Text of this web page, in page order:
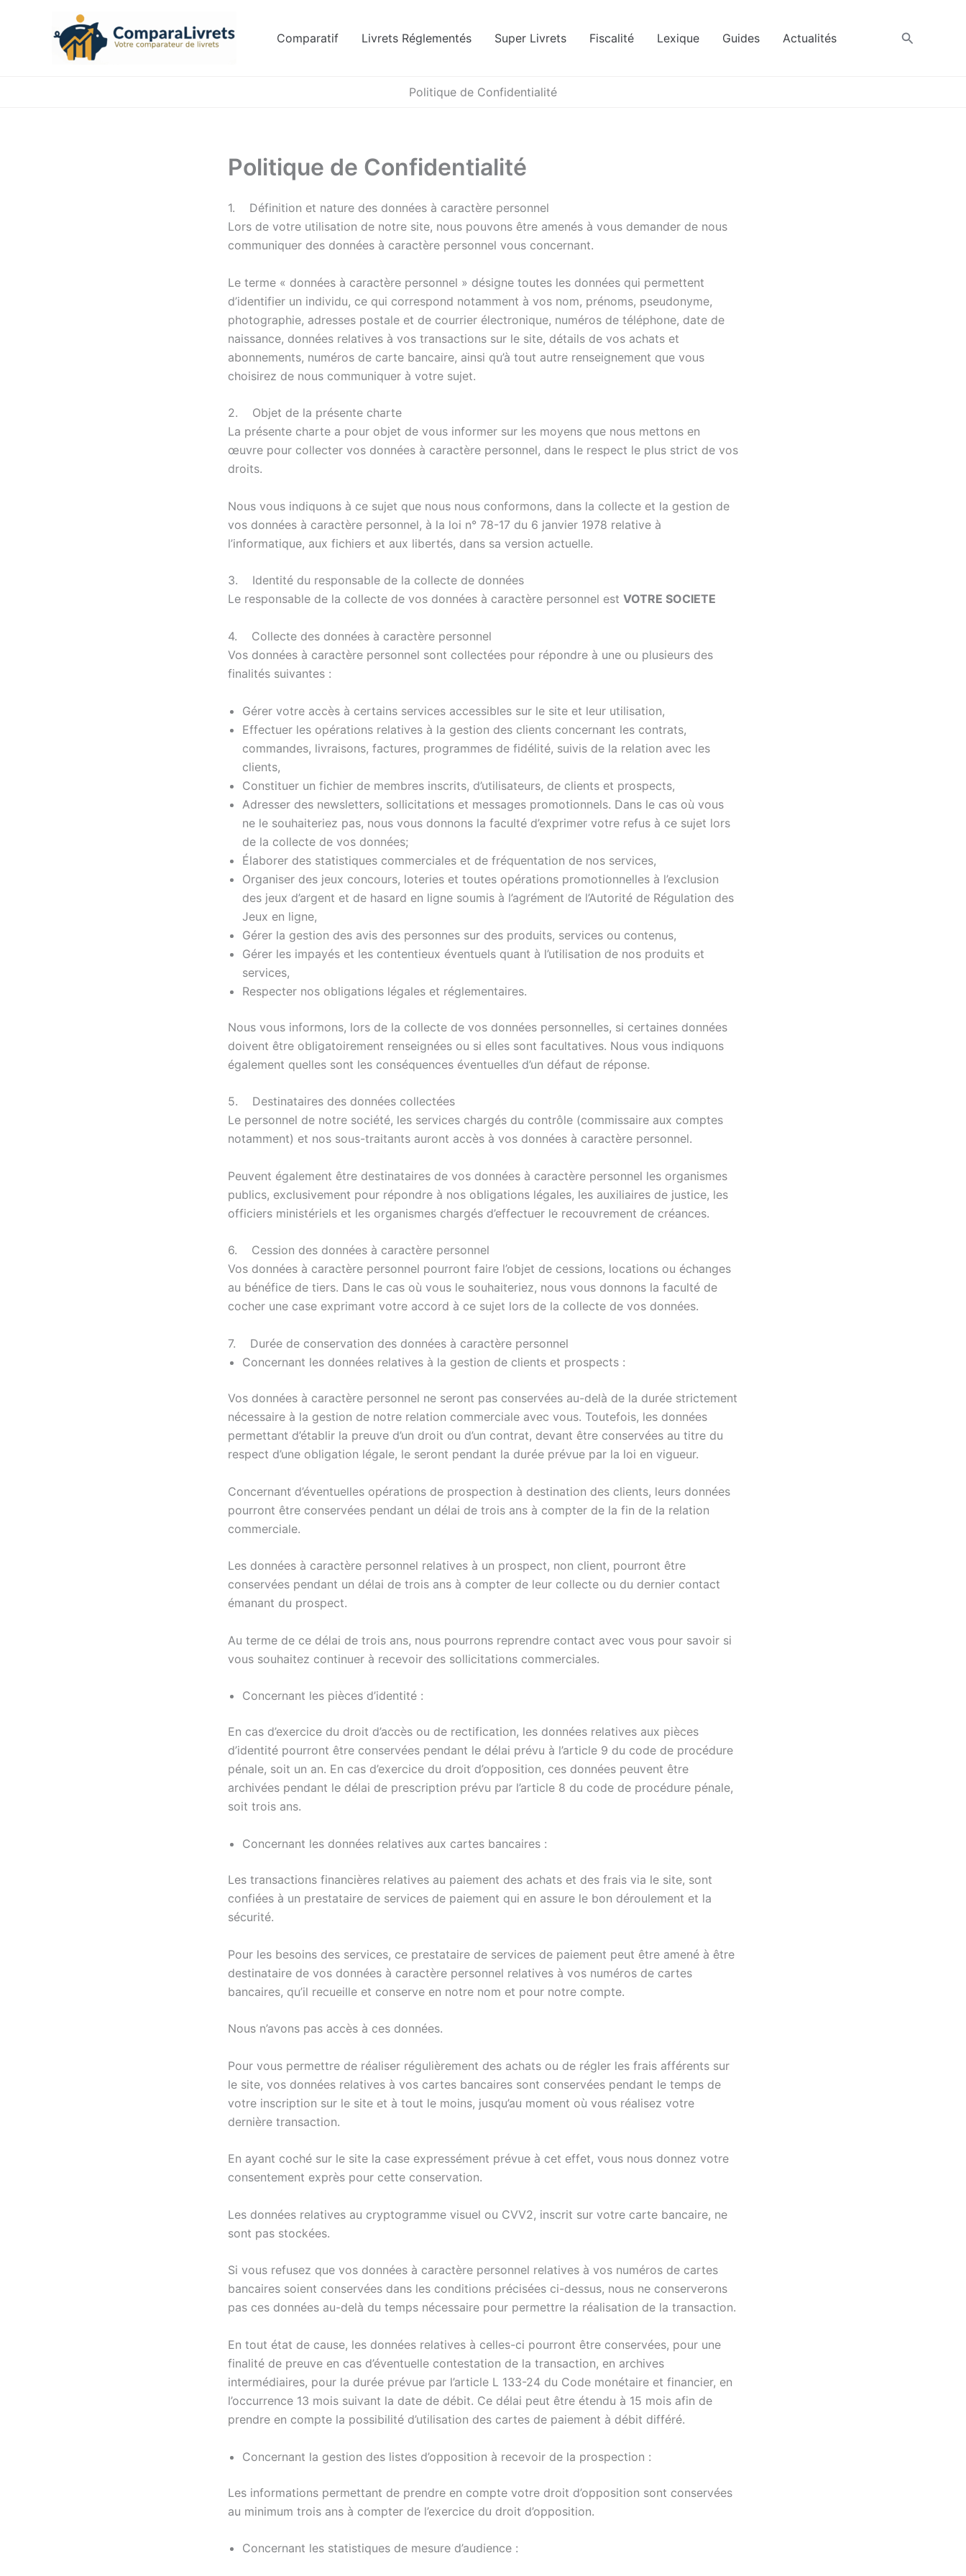
Comparatif Livrets Réglementés Super Livrets Fiscalité Lexique Guides Actualités
Politique de Confidentialité
Politique de Confidentialité
1. Définition et nature des données à caractère personnel
Lors de votre utilisation de notre site, nous pouvons être amenés à vous demander de nous
communiquer des données à caractère personnel vous concernant.
Le terme « données à caractère personnel » désigne toutes les données qui permettent
d’identifier un individu, ce qui correspond notamment à vos nom, prénoms, pseudonyme,
photographie, adresses postale et de courrier électronique, numéros de téléphone, date de
naissance, données relatives à vos transactions sur le site, détails de vos achats et
abonnements, numéros de carte bancaire, ainsi qu’à tout autre renseignement que vous
choisirez de nous communiquer à votre sujet.
2. Objet de la présente charte
La présente charte a pour objet de vous informer sur les moyens que nous mettons en
œuvre pour collecter vos données à caractère personnel, dans le respect le plus strict de vos
droits.
Nous vous indiquons à ce sujet que nous nous conformons, dans la collecte et la gestion de
vos données à caractère personnel, à la loi n° 78-17 du 6 janvier 1978 relative à
l’informatique, aux fichiers et aux libertés, dans sa version actuelle.
3. Identité du responsable de la collecte de données
Le responsable de la collecte de vos données à caractère personnel est VOTRE SOCIETE
4. Collecte des données à caractère personnel
Vos données à caractère personnel sont collectées pour répondre à une ou plusieurs des
finalités suivantes :
Gérer votre accès à certains services accessibles sur le site et leur utilisation,
Effectuer les opérations relatives à la gestion des clients concernant les contrats,
commandes, livraisons, factures, programmes de fidélité, suivis de la relation avec les
clients,
Constituer un fichier de membres inscrits, d’utilisateurs, de clients et prospects,
Adresser des newsletters, sollicitations et messages promotionnels. Dans le cas où vous
ne le souhaiteriez pas, nous vous donnons la faculté d’exprimer votre refus à ce sujet lors
de la collecte de vos données;
Élaborer des statistiques commerciales et de fréquentation de nos services,
Organiser des jeux concours, loteries et toutes opérations promotionnelles à l’exclusion
des jeux d’argent et de hasard en ligne soumis à l’agrément de l’Autorité de Régulation des
Jeux en ligne,
Gérer la gestion des avis des personnes sur des produits, services ou contenus,
Gérer les impayés et les contentieux éventuels quant à l’utilisation de nos produits et
services,
Respecter nos obligations légales et réglementaires.
Nous vous informons, lors de la collecte de vos données personnelles, si certaines données
doivent être obligatoirement renseignées ou si elles sont facultatives. Nous vous indiquons
également quelles sont les conséquences éventuelles d’un défaut de réponse.
5. Destinataires des données collectées
Le personnel de notre société, les services chargés du contrôle (commissaire aux comptes
notamment) et nos sous-traitants auront accès à vos données à caractère personnel.
Peuvent également être destinataires de vos données à caractère personnel les organismes
publics, exclusivement pour répondre à nos obligations légales, les auxiliaires de justice, les
officiers ministériels et les organismes chargés d’effectuer le recouvrement de créances.
6. Cession des données à caractère personnel
Vos données à caractère personnel pourront faire l’objet de cessions, locations ou échanges
au bénéfice de tiers. Dans le cas où vous le souhaiteriez, nous vous donnons la faculté de
cocher une case exprimant votre accord à ce sujet lors de la collecte de vos données.
7. Durée de conservation des données à caractère personnel
Concernant les données relatives à la gestion de clients et prospects :
Vos données à caractère personnel ne seront pas conservées au-delà de la durée strictement
nécessaire à la gestion de notre relation commerciale avec vous. Toutefois, les données
permettant d’établir la preuve d’un droit ou d’un contrat, devant être conservées au titre du
respect d’une obligation légale, le seront pendant la durée prévue par la loi en vigueur.
Concernant d’éventuelles opérations de prospection à destination des clients, leurs données
pourront être conservées pendant un délai de trois ans à compter de la fin de la relation
commerciale.
Les données à caractère personnel relatives à un prospect, non client, pourront être
conservées pendant un délai de trois ans à compter de leur collecte ou du dernier contact
émanant du prospect.
Au terme de ce délai de trois ans, nous pourrons reprendre contact avec vous pour savoir si
vous souhaitez continuer à recevoir des sollicitations commerciales.
Concernant les pièces d’identité :
En cas d’exercice du droit d’accès ou de rectification, les données relatives aux pièces
d’identité pourront être conservées pendant le délai prévu à l’article 9 du code de procédure
pénale, soit un an. En cas d’exercice du droit d’opposition, ces données peuvent être
archivées pendant le délai de prescription prévu par l’article 8 du code de procédure pénale,
soit trois ans.
Concernant les données relatives aux cartes bancaires :
Les transactions financières relatives au paiement des achats et des frais via le site, sont
confiées à un prestataire de services de paiement qui en assure le bon déroulement et la
sécurité.
Pour les besoins des services, ce prestataire de services de paiement peut être amené à être
destinataire de vos données à caractère personnel relatives à vos numéros de cartes
bancaires, qu’il recueille et conserve en notre nom et pour notre compte.
Nous n’avons pas accès à ces données.
Pour vous permettre de réaliser régulièrement des achats ou de régler les frais afférents sur
le site, vos données relatives à vos cartes bancaires sont conservées pendant le temps de
votre inscription sur le site et à tout le moins, jusqu’au moment où vous réalisez votre
dernière transaction.
En ayant coché sur le site la case expressément prévue à cet effet, vous nous donnez votre
consentement exprès pour cette conservation.
Les données relatives au cryptogramme visuel ou CVV2, inscrit sur votre carte bancaire, ne
sont pas stockées.
Si vous refusez que vos données à caractère personnel relatives à vos numéros de cartes
bancaires soient conservées dans les conditions précisées ci-dessus, nous ne conserverons
pas ces données au-delà du temps nécessaire pour permettre la réalisation de la transaction.
En tout état de cause, les données relatives à celles-ci pourront être conservées, pour une
finalité de preuve en cas d’éventuelle contestation de la transaction, en archives
intermédiaires, pour la durée prévue par l’article L 133-24 du Code monétaire et financier, en
l’occurrence 13 mois suivant la date de débit. Ce délai peut être étendu à 15 mois afin de
prendre en compte la possibilité d’utilisation des cartes de paiement à débit différé.
Concernant la gestion des listes d’opposition à recevoir de la prospection :
Les informations permettant de prendre en compte votre droit d’opposition sont conservées
au minimum trois ans à compter de l’exercice du droit d’opposition.
Concernant les statistiques de mesure d’audience :